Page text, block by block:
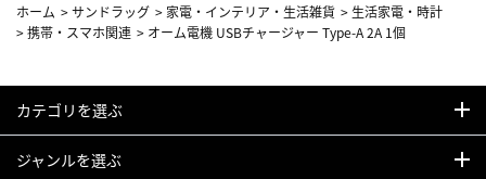
ホーム >サンドラッグ > 家電・インテリア・生活雑貨 > 生活家電・時計
>携帯・スマホ関連 > オーム電機 USBチャージャー Type-A 2A 1個
カテゴリを選ぶ
ジャンルを選ぶ